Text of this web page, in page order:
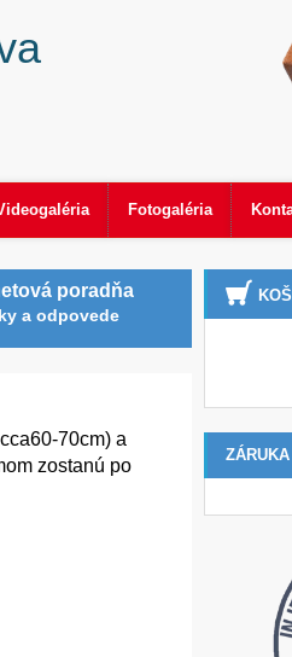
Fotogaléria
poradňa
a odpovede
70cm) a
zostanú po